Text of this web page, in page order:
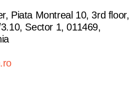
Piata Montreal 10, 3rd floor,
Sector 1, 011469,